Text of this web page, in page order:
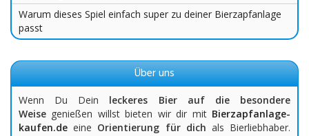
Warum dieses Spiel einfach super zu deiner Bierzapfanlage
passt
Über uns
Wenn Du Dein leckeres Bier auf die besondere
Weise genießen willst bieten wir dir mit Bierzapfanlage-
kaufen.de eine Orientierung für dich als Bierliebhaber.